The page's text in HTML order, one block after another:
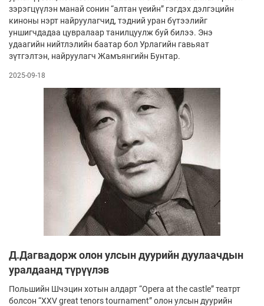
зэрэгцүүлэн манай сонин “алтан үеийн” гэгдэх дэлгэцийн
киноны нэрт найруулагчид, тэдний уран бүтээлийг
уншигчдадаа цувралаар танилцуулж буй билээ. Энэ
удаагийн нийтлэлийн баатар бол Урлагийн гавьяат
зүтгэлтэн, найруулагч Жамъянгийн Бунтар.
2025-09-18
Д.Дагвадорж олон улсын дуурийн дуулаачдын
уралдаанд түрүүлэв
Польшийн Шчэцин хотын алдарт “Opera at the castle” театрт
болсон “XXV great tenors tournament” олон улсын дуурийн